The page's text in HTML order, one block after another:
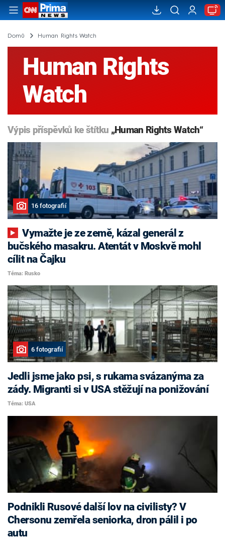
Domů Human Rights Watch
Human Rights
Watch
Výpis příspěvků ke štítku „Human Rights Watch“
16 fotografií
Vymažte je ze země, kázal generál z
bučského masakru. Atentát v Moskvě mohl
cílit na Čajku
Téma: Rusko
6 fotografií
Jedli jsme jako psi, s rukama svázanýma za
zády. Migranti si v USA stěžují na ponižování
Téma: USA
Podnikli Rusové další lov na civilisty? V
Chersonu zemřela seniorka, dron pálil i po
autu